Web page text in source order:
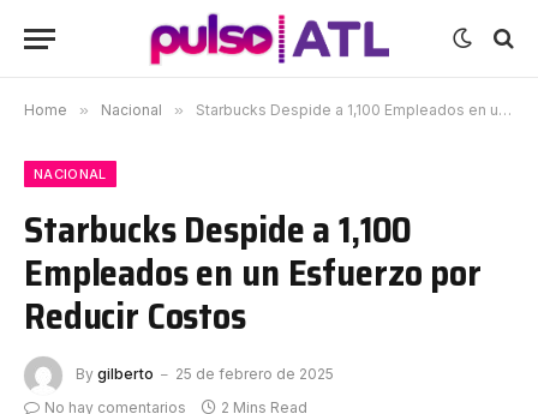
Home » Nacional » Starbucks Despide a 1,100 Empleados en un Esfuerzo por Reducir Costos
NACIONAL
Starbucks Despide a 1,100
Empleados en un Esfuerzo por
Reducir Costos
By gilberto
25 de febrero de 2025
No hay comentarios
2 Mins Read